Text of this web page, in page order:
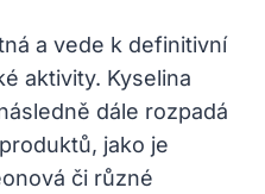
a vede k definitivní
aktivity. Kyselina
dále rozpadá
jako je
či různé